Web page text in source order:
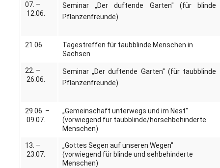
07. –
12.06.
Seminar „Der duftende Garten" (für blinde
Pflanzenfreunde)
21.06.
Tagestreffen für taubblinde Menschen in
Sachsen
22. –
26.06.
Seminar „Der duftende Garten" (für taubblinde
Pflanzenfreunde)
29.06. –
09.07.
„Gemeinschaft unterwegs und im Nest"
(vorwiegend für taubblinde/hörsehbehinderte
Menschen)
13. –
23.07.
„Gottes Segen auf unseren Wegen"
(vorwiegend für blinde und sehbehinderte
Menschen)